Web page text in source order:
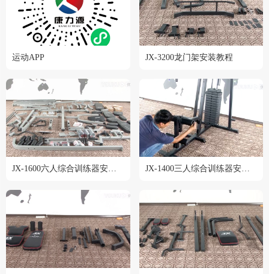
运动APP JX-3200龙门架安装教程
JX-1400三人综合训练器安装教程